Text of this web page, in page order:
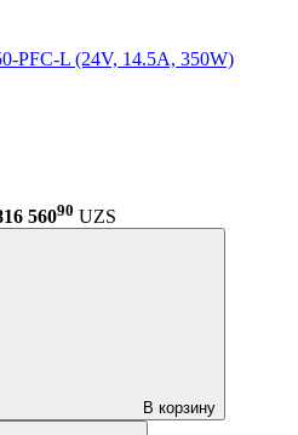
PFC-L (24V, 14.5A, 350W)
56090 UZS
В корзину